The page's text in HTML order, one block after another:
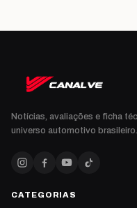
Notícias, avaliações e ficha
universo automotivo brasileiro.
CATEGORIAS